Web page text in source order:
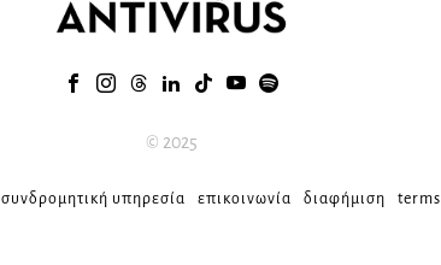
© 2025
συνδρομητική υπηρεσία επικοινωνία διαφήμιση